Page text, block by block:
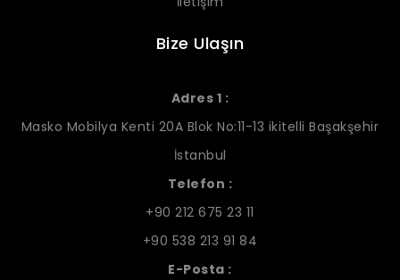
Bize Ulaşın
Adres 1 :
Masko Mobilya Kenti 20A Blok No:11-13 ikitelli Başakşehir
İstanbul
Telefon :
+90 212 675 23 11
+90 538 213 91 84
E-Posta :